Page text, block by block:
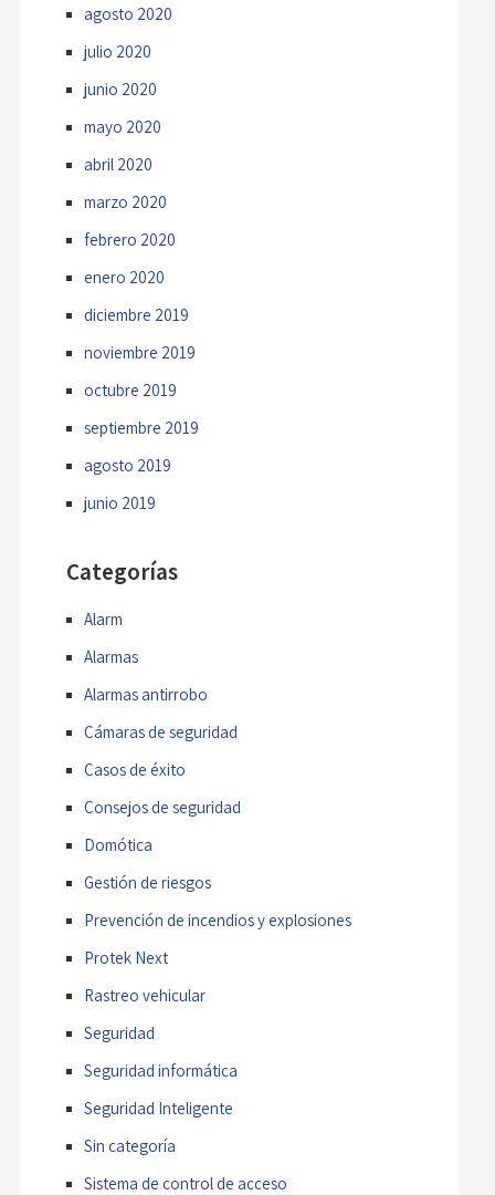
agosto 2020
julio 2020
junio 2020
mayo 2020
abril 2020
marzo 2020
febrero 2020
enero 2020
diciembre 2019
noviembre 2019
octubre 2019
septiembre 2019
agosto 2019
junio 2019
Categorías
Alarm
Alarmas
Alarmas antirrobo
Cámaras de seguridad
Casos de éxito
Consejos de seguridad
Domótica
Gestión de riesgos
Prevención de incendios y explosiones
Protek Next
Rastreo vehicular
Seguridad
Seguridad informática
Seguridad Inteligente
Sin categoría
Sistema de control de acceso